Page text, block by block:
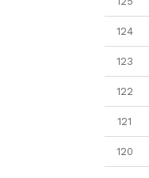
124
123
122
121
120